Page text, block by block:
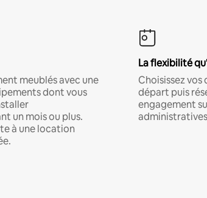
meublés avec une
dont vous
un mois ou plus.
à une location
La flexibilité
Choisissez
départ puis
engagement